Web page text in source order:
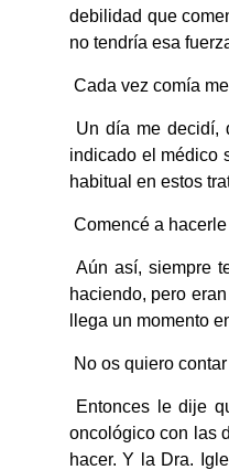
debilidad que
no tendría esa
Cada vez comía
Un día me decidí,
indicado el médico
habitual en estos
Comencé a
Aún así, siempre
haciendo, pero
llega un momento
No os quiero
Entonces le dije
oncológico con las
hacer. Y la Dra.